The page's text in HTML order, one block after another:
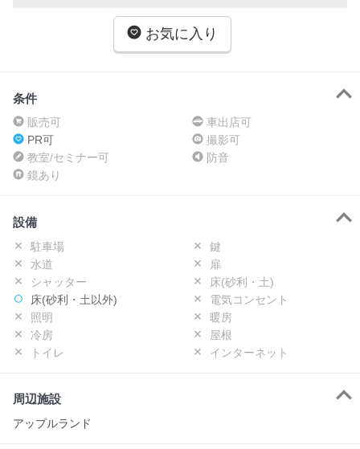
お気に入り
条件
販売可
車出店可
PR可
撮影可
教室/セミナー可
防音
鏡あり
設備
駐車場
鍵
水道
扉
シャッター
床(砂利・土)
床(砂利・土以外)
電気コンセント
照明
暖房
冷房
屋根
トイレ
インターネット
周辺施設
アップルランド